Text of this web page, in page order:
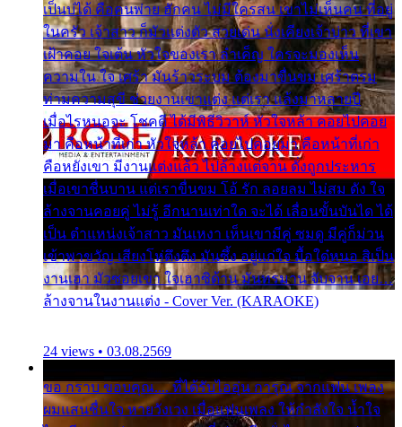
เป็นบ่ได้ คือคนพ่าย ฮักคน ไม่มีใครสน เขาไม่เห็นคน ที่อยู่
ในครัว เจ้าสาว ก็มัวแต่งตัว สวยเด่น นั่งเคียงเจ้าบ่าว ที่เขา
เฝ้าคอย ใจเต้น หัวใจของเรา ลำเค็ญ ใครจะมองเห็น
ความใน ใจ เศร้า มันร้าวระบม ต้องมาขื่นขม เศร้าตรม
ท่ามความสุขี ช่วยงานเขาแต่ง แต่เรา แล้งมาหลายปี
เมื่อไรหนอจะ โชคดี ได้มีพิธีวิวาห์ หัวใจหล้า คอยไปคอย
มา คือหน้าที่เก่า หัวใจหล้า คอยไปคอยมา คือหน้าที่เก่า
คือหยังเขา มีงานแต่งแล้ว ไปล้างแต่จาน ดั่งถูกประหาร
เมื่อเขาชื่นบาน แต่เราขื่นขม โอ้ รัก ลอยลม ไม่สม ดัง ใจ
ล้างจานคอยคู่ ไม่รู้ อีกนานเท่าใด จะได้ เลื่อนขั้นบันได ได้
เป็น ตำแหน่งเจ้าสาว มันเหงา เห็นเขามีคู่ ซมดู มีคู่ก็ม่วน
เข้าพาขวัญ เสียงโห่ตึงตึง มันซึ้ง อยู่แก่ใจ มื้อใด๋หนอ สิเป็น
งานเฮา มัวซอยเขา ใจเฮาซิด้าน มันทรมาน จับจาน เอย…
ล้างจานในงานแต่ง - Cover Ver. (KARAOKE)
24 views • 03.08.2569
ขอ กราบ ขอบคุณ.... ที่ได้รับไออุ่น การุณ จากแฟน เพลง
ผมแสนชื่นใจ หายวังเวง เมื่อแฟนเพลง ให้กำลังใจ น้ำใจ